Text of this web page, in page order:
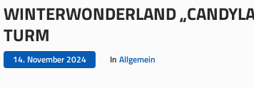
WINTERWONDERLAND
TURM
14. November 2024 In Allgemein